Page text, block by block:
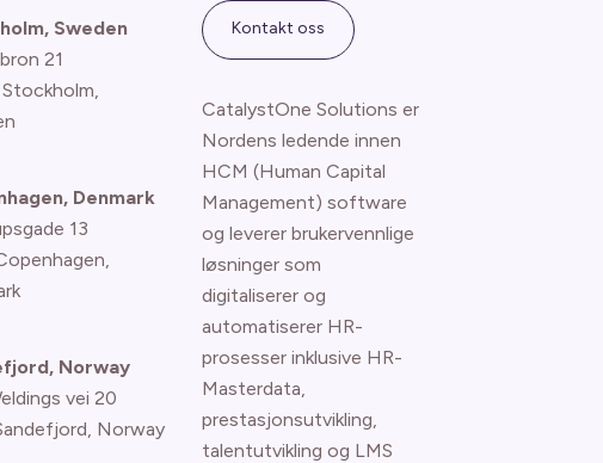
Sweden
21
Stockholm,
Denmark
13
,
Norway
vei 20
Norway
Kontakt oss
CatalystOne Solutions er
Nordens ledende innen
HCM (Human Capital
Management) software
og leverer brukervennlige
løsninger som
digitaliserer og
automatiserer HR-
prosesser inklusive HR-
Masterdata,
prestasjonsutvikling,
talentutvikling og LMS